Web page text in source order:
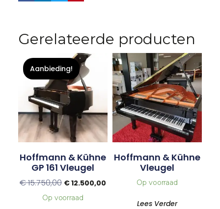
Gerelateerde producten
Aanbieding!
Hoffmann & Kühne
GP 161 Vleugel
€15.750,00 €12.500,00
Op voorraad
Hoffmann & Kühne
Vleugel
Op voorraad
Lees Verder